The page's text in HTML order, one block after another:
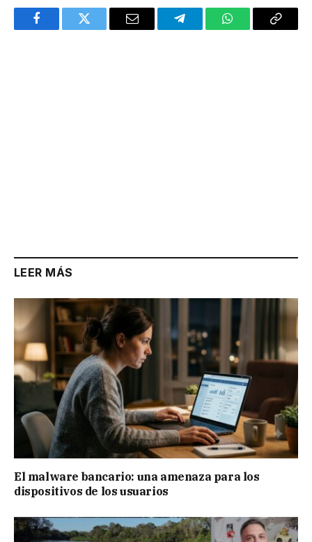
FacebookTwitter Email TelegramWhatsAppCopy
LEER MÁS
El malware bancario: una amenaza para los
dispositivos de los usuarios